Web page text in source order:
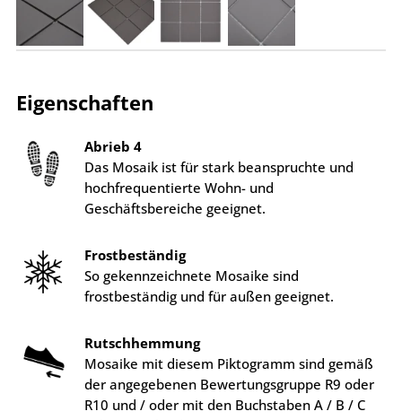
Eigenschaften
Abrieb 4
Das Mosaik ist für stark beanspruchte und
hochfrequentierte Wohn- und
Geschäftsbereiche geeignet.
Frostbeständig
So gekennzeichnete Mosaike sind
frostbeständig und für außen geeignet.
Rutschhemmung
Mosaike mit diesem Piktogramm sind gemäß
der angegebenen Bewertungsgruppe R9 oder
R10 und / oder mit den Buchstaben A / B / C